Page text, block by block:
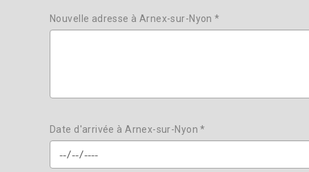
Nouvelle adresse à Arnex-sur-Nyon *
Date d'arrivée à Arnex-sur-Nyon *